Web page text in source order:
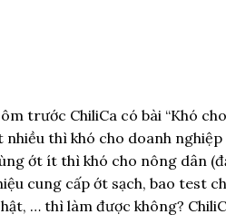
trước ChiliCa có bài “Khó
nhiều thì khó cho doanh nghiệp
ớt ít thì khó cho nông dân
cung cấp ớt sạch, bao test
… thì làm được không?